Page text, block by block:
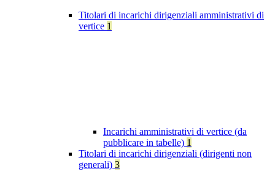
Titolari di incarichi dirigenziali amministrativi di
vertice 1
Incarichi amministrativi di vertice (da
pubblicare in tabelle) 1
Titolari di incarichi dirigenziali (dirigenti non
generali) 3